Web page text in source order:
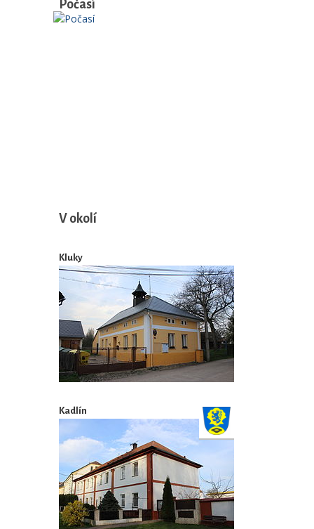
Počasí
V okolí
Kluky
Kadlín